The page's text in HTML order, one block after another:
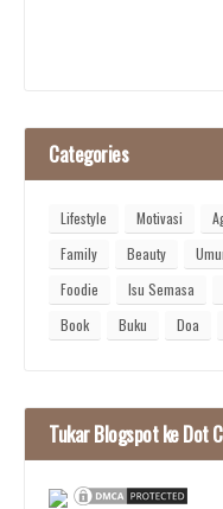
Categories
Lifestyle Motivasi
Family
Beauty
Foodie
Isu Semasa
Book
Buku Doa
Tukar Blogspot ke Dot